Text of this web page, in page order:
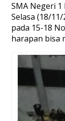
SMA Negeri
Selasa (18/
pada 15-18
harapan bisa